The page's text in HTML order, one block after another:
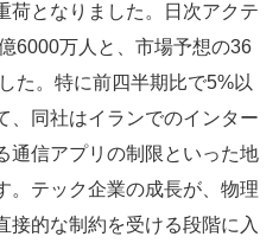
荷となりました。日次アクテ
6000万人と、市場予想の36
た。特に前四半期比で5%以
、同社はイランでのインター
通信アプリの制限といった地
。テック企業の成長が、物理
接的な制約を受ける段階に入